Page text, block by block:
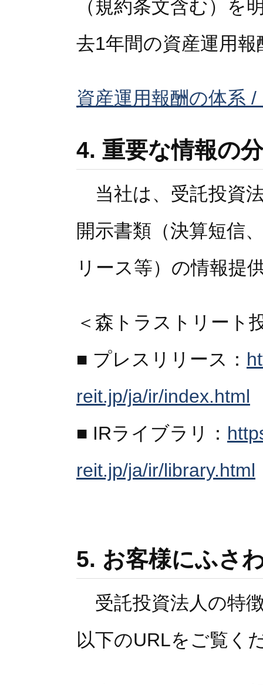
（規約条文含む）を
去1年間の資産運用
資産運用報酬の体系
4. 重要な情報の
当社は、受託投資
開示書類（決算短信
リース等）の情報提
＜森トラストリート
■ プレスリリース：
reit.jp/ja/ir/index.html
■ IRライブラリ：
reit.jp/ja/ir/library.html
5. お客様にふさ
受託投資法人の特
以下のURLをご覧く